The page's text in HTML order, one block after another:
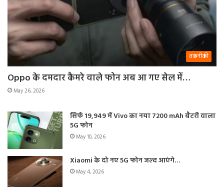
तकनीकी
Oppo के दमदार कैमरे वाले फोन अब आ गए सेल में…
May 26, 2026
सिर्फ 19,949 में Vivo का नया 7200 mAh बैटरी वाला
5G फोन
May 10, 2026
Xiaomi के दो नए 5G फोन जल्द आएंगे…
May 4, 2026